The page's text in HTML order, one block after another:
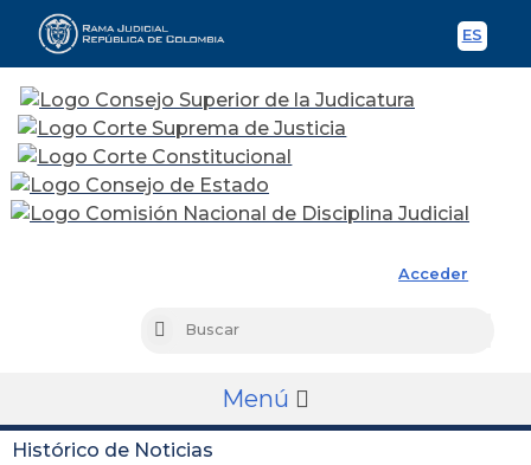
ES
Acceder
Buscar
Menú
Histórico de Noticias